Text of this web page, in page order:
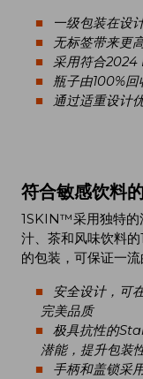
一级包装在设
无标签带来更
采用符合2024
瓶子由100%
通过适重设计
符合敏感饮料
1SKIN™采用独特的
汁、茶和风味饮料
的包装，可保证一
安全设计，可
完美品质
极具抗性的
潜能，提升包装
手柄和盖锁采